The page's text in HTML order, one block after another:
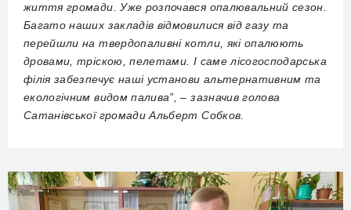
життя громади. Уже розпочався опалювальний сезон.
Багато наших закладів відмовилися від газу та
перейшли на твердопаливні котли, які опалюють
дровами, тріскою, пелетами. І саме лісогосподарська
філія забезпечує наші установи альтернативним та
екологічним видом палива”, – зазначив голова
Сатанівської громади Альберт Собков.